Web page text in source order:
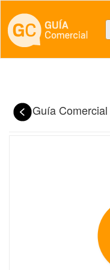
Guía Comercial